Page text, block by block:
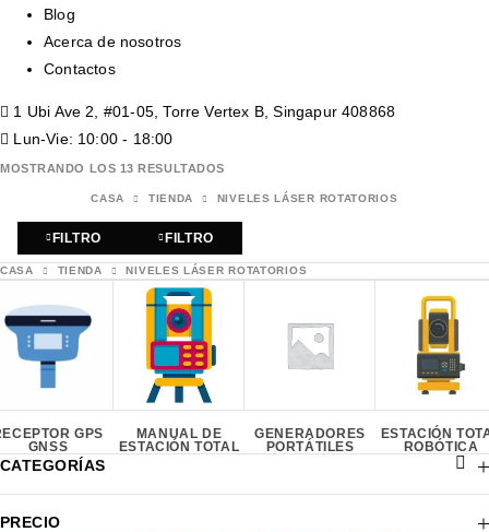
Blog
Acerca de nosotros
Contactos
1 Ubi Ave 2, #01-05, Torre Vertex B, Singapur 408868
Lun-Vie: 10:00 - 18:00
MOSTRANDO LOS 13 RESULTADOS
CASA TIENDA NIVELES LÁSER ROTATORIOS
FILTRO FILTRO
CASA TIENDA NIVELES LÁSER ROTATORIOS
GPS
GNSS
MANUAL DE
ESTACIÓN TOTAL
GENERADORES
PORTÁTILES
ESTACIÓN
ROBÓTICA
CATEGORÍAS
PRECIO